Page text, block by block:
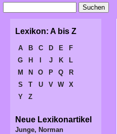
Lexikon: A bis Z
A B C D E
F
G
H J K
L
M
N O P Q
R
S
T U V W
X
Y
Z
Neue Lexikonartikel
Junge, Norman